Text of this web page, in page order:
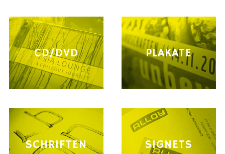
CD/DVD PLAKATE
SCHRIFTEN SIGNETS